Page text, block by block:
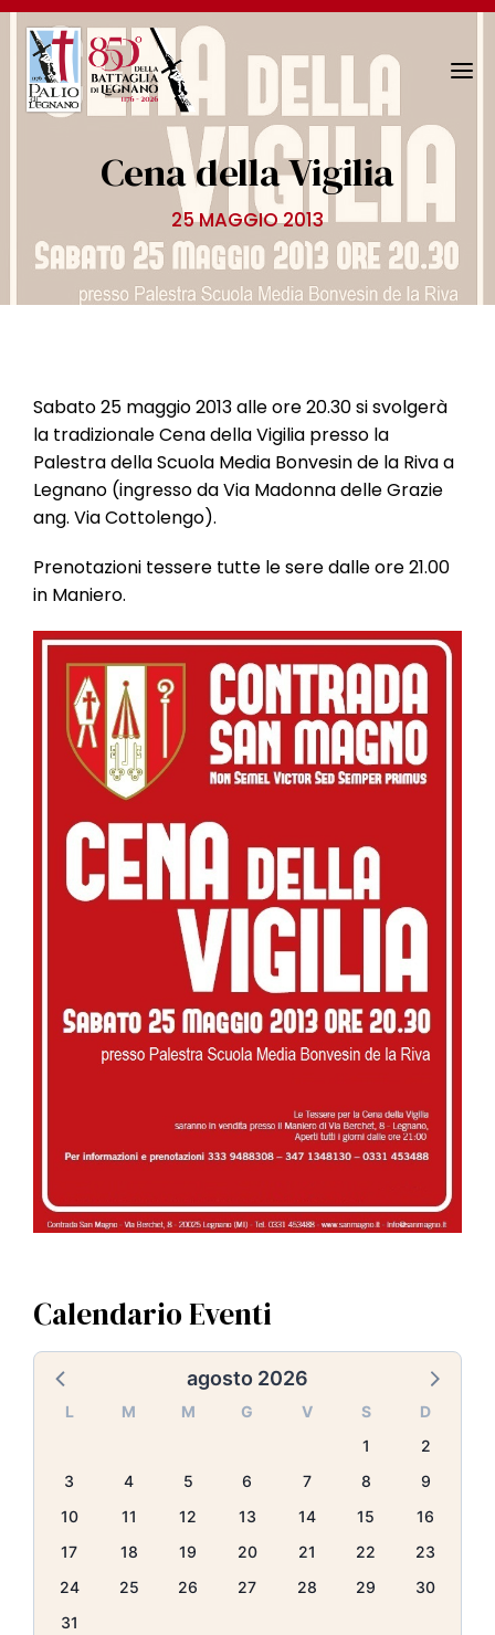
N
o
Cena della Vigilia
25 MAGGIO 2013
Sabato 25 maggio 2013 alle ore 20.30 si svolgerà
la tradizionale Cena della Vigilia presso la
Palestra della Scuola Media Bonvesin de la Riva a
Legnano (ingresso da Via Madonna delle Grazie
ang. Via Cottolengo).
Prenotazioni tessere tutte le sere dalle ore 21.00
in Maniero.
Calendario Eventi
agosto 2026
L M M G V S
D
1
2
3
4 5 6 7 8
9
10
11 12 13 14 15
16
17
18 19 20 21 22
23
24
25 26 27 28 29
30
31